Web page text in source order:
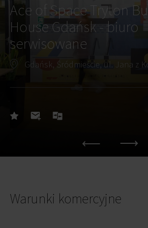
Ace of Space Tryton
House Gdańsk - biuro
serwisowane
Gdańsk, Śródmieście, ul. Jana z
Warunki komercyjne